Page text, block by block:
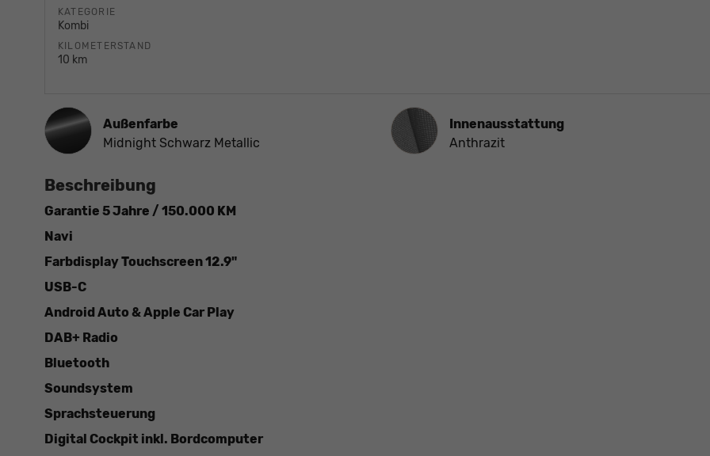
KATEGORIE
Kombi
KILOMETERSTAND
10 km
Außenfarbe
Midnight Schwarz Metallic
Innenausstattung
Innenausstattung
Anthrazit
Beschreibung
Garantie 5 Jahre / 150.000 KM
Navi
Farbdisplay Touchscreen 12.9"
USB-C
Android Auto & Apple Car Play
DAB+ Radio
Bluetooth
Soundsystem
Sprachsteuerung
Digital Cockpit inkl. Bordcomputer